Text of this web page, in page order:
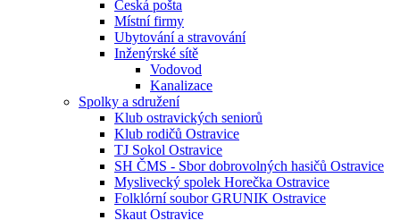
Česká pošta
Místní firmy
Ubytování a stravování
Inženýrské sítě
Vodovod
Kanalizace
Spolky a sdružení
Klub ostravických seniorů
Klub rodičů Ostravice
TJ Sokol Ostravice
SH ČMS - Sbor dobrovolných hasičů Ostravice
Myslivecký spolek Horečka Ostravice
Folklórní soubor GRUNIK Ostravice
Skaut Ostravice